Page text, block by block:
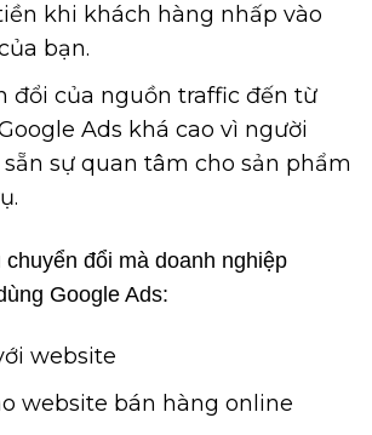
khi khách hàng nhấp vào
bạn.
đổi của nguồn traffic đến từ
Ads khá cao vì người
sự quan tâm cho sản phẩm
chuyển đổi mà doanh nghiệp
Google Ads:
website
website bán hàng online